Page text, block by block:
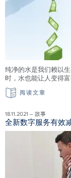
纯净的水是我们赖以
时，水也能让人变得
阅读文章
18.11.2021 – 故事
全新数字服务有效